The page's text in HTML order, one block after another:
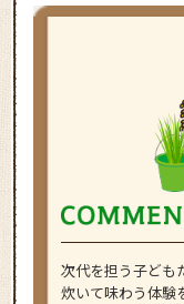
次代を担う子ども
炊いて味わう体験